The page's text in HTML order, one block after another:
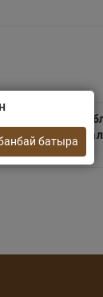
добавлением
Рахат.
батыра